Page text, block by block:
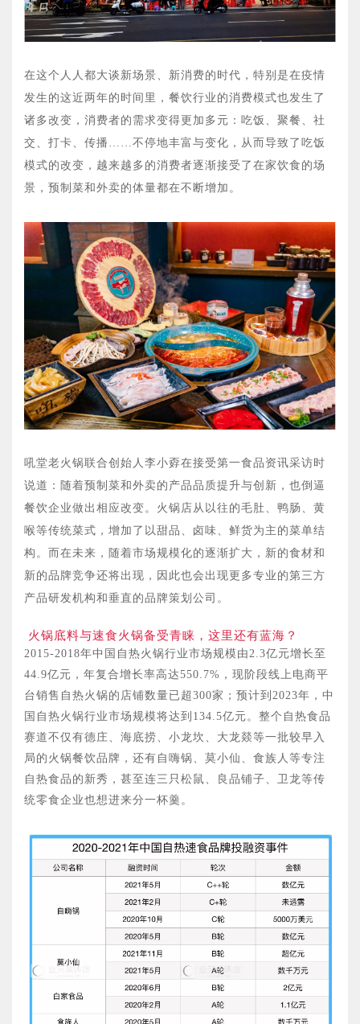
在这个人人都大谈新场景、新消费的时代，特别是在疫情
发生的这近两年的时间里，餐饮行业的消费模式也发生了
诸多改变，消费者的需求变得更加多元： 吃饭、聚餐、社
交、打卡、传播……不停地丰富与变化，从而导致了吃饭
模式的改变，越来越多的消费者逐渐接受了在家饮食的场
景，预制菜和外卖的体量都在不断增加。
吼堂老火锅联合创始人李小孬在接受第一食品资讯采访时
说道：随着预制菜和外卖的产品品质提升与创新，也倒逼
餐饮企业做出相应改变。火锅店从以往的毛肚、鸭肠、黄
喉等传统菜式，增加了以甜品、卤味、鲜货为主的菜单结
构。而在未来，随着市场规模化的逐渐扩大，新的食材和
新的品牌竞争还将出现，因此也会出现更多专业的第三方
产品研发机构和垂直的品牌策划公司。
火锅底料与速食火锅备受青睐，这里还有蓝海？
2015-2018年中国自热火锅行业市场规模由2.3亿元增长至
44.9亿元，年复合增长率高达550.7%，现阶段线上电商平
台销售自热火锅的店铺数量已超300家；预计到2023年，中
国自热火锅行业市场规模将达到134.5亿元。整个自热食品
赛道不仅有德庄、海底捞、小龙坎、大龙燚等一批较早入
局的火锅餐饮品牌，还有自嗨锅、莫小仙、食族人等专注
自热食品的新秀，甚至连三只松鼠、良品铺子、卫龙等传
统零食企业也想进来分一杯羹。